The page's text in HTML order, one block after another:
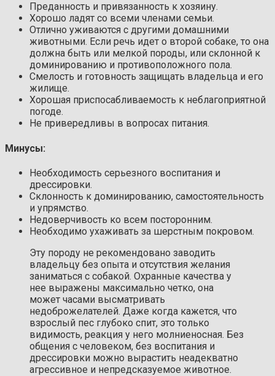
Преданность и привязанность к хозяину.
Хорошо ладят со всеми членами семьи.
Отлично уживаются с другими домашними
животными. Если речь идет о второй собаке, то она
должна быть или мелкой породы, или склонной к
доминированию и противоположного пола.
Смелость и готовность защищать владельца и его
жилище.
Хорошая приспосабливаемость к неблагоприятной
погоде.
Не привередливы в вопросах питания.
Минусы:
Необходимость серьезного воспитания и
дрессировки.
Склонность к доминированию, самостоятельность
и упрямство.
Недоверчивость ко всем посторонним.
Необходимо ухаживать за шерстным покровом.
Эту породу не рекомендовано заводить
владельцу без опыта и отсутствия желания
заниматься с собакой. Охранные качества у
нее выражены максимально четко, она
может часами высматривать
недоброжелателей. Даже когда кажется, что
взрослый пес глубоко спит, это только
видимость, реакция у него молниеносная. Без
общения с человеком, без воспитания и
дрессировки можно вырастить неадекватно
агрессивное и непредсказуемое животное.